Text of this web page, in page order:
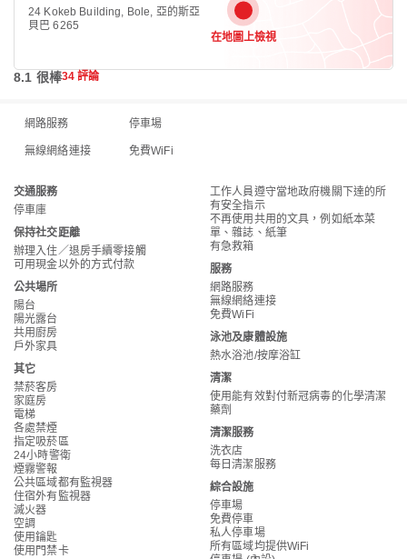
24 Kokeb Building, Bole, 亞的斯亞
貝巴 6265
在地圖上檢視
8.1 很棒34 評論
網路服務 停車場
無線網絡連接 免費WiFi
交通服務
停車庫
保持社交距離
辦理入住／退房手續零接觸
可用現金以外的方式付款
公共場所
陽台
陽光露台
共用廚房
戶外家具
其它
禁菸客房
家庭房
電梯
各處禁煙
指定吸菸區
24小時警衛
煙霧警報
公共區域都有監視器
住宿外有監視器
滅火器
空調
使用鑰匙
使用門禁卡
工作人員遵守當地政府機關下達的所
有安全指示
不再使用共用的文具，例如紙本菜
單、雜誌、紙筆
有急救箱
服務
網路服務
無線網絡連接
免費WiFi
泳池及康體設施
熱水浴池/按摩浴缸
清潔
使用能有效對付新冠病毒的化學清潔
藥劑
清潔服務
洗衣店
每日清潔服務
綜合設施
停車場
免費停車
私人停車場
所有區域均提供WiFi